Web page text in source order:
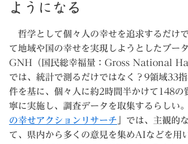
ようになる
哲学として個々人の幸せを追求するだけ
て地域や国の幸せを実現しようとしたブー
GNH（国民総幸福量：Gross National
では、統計で測るだけではなく？9領域33
件を基に、個々人に約2時間半かけて148の
寧に実施し、調査データを取集するらしい。
の幸せアクションリサーチ 」では、主観的
て、県内から多くの意見を集めAIなどを用